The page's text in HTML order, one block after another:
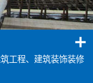
工程、建筑装饰装修